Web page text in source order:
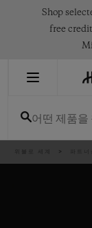
Shop
free
어떤 제품을
최근 검색이 없습